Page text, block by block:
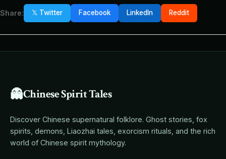
Share: 𝕏 Twitter Facebook LinkedIn Reddit
👻Chinese Spirit Tales
Discover Chinese supernatural folklore. Ghost stories, fox
spirits, demons, Liaozhai tales, exorcism rituals, and the rich
world of Chinese spirit mythology.